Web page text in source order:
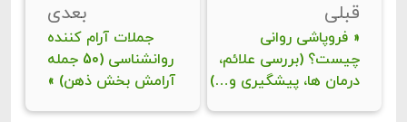
قبلی
« فروپاشی روانی
چیست؟ (بررسی علائم،
درمان ها، پیشگیری و…)
بعدی
جملات آرام کننده
روانشناسی (50 جمله
آرامش بخش ذهن) »